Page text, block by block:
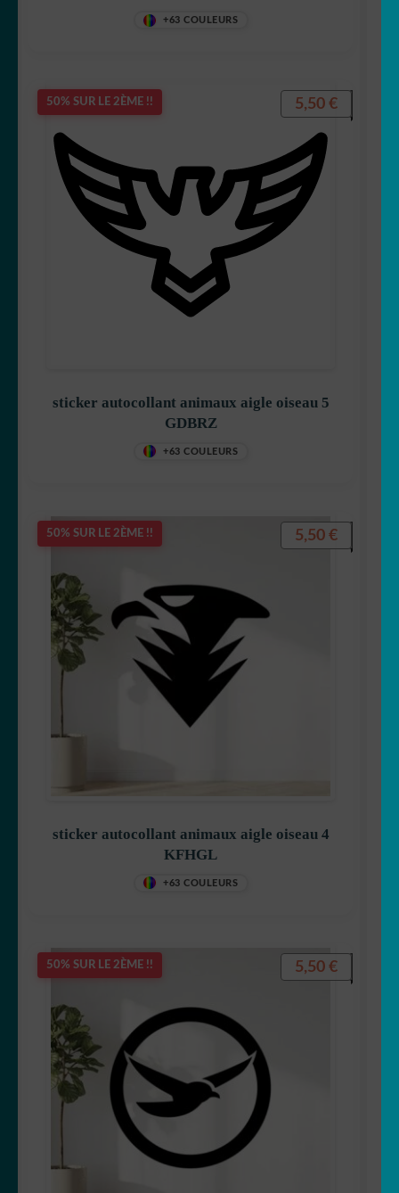
+63 COULEURS
50% SUR LE 2ÈME !!
sticker autocollant animaux aigle oiseau 5
GDBRZ
+63 COULEURS
5,50 €
50% SUR LE 2ÈME !!
sticker autocollant animaux aigle oiseau 4
KFHGL
+63 COULEURS
5,50 €
50% SUR LE 2ÈME !! 5,50 €